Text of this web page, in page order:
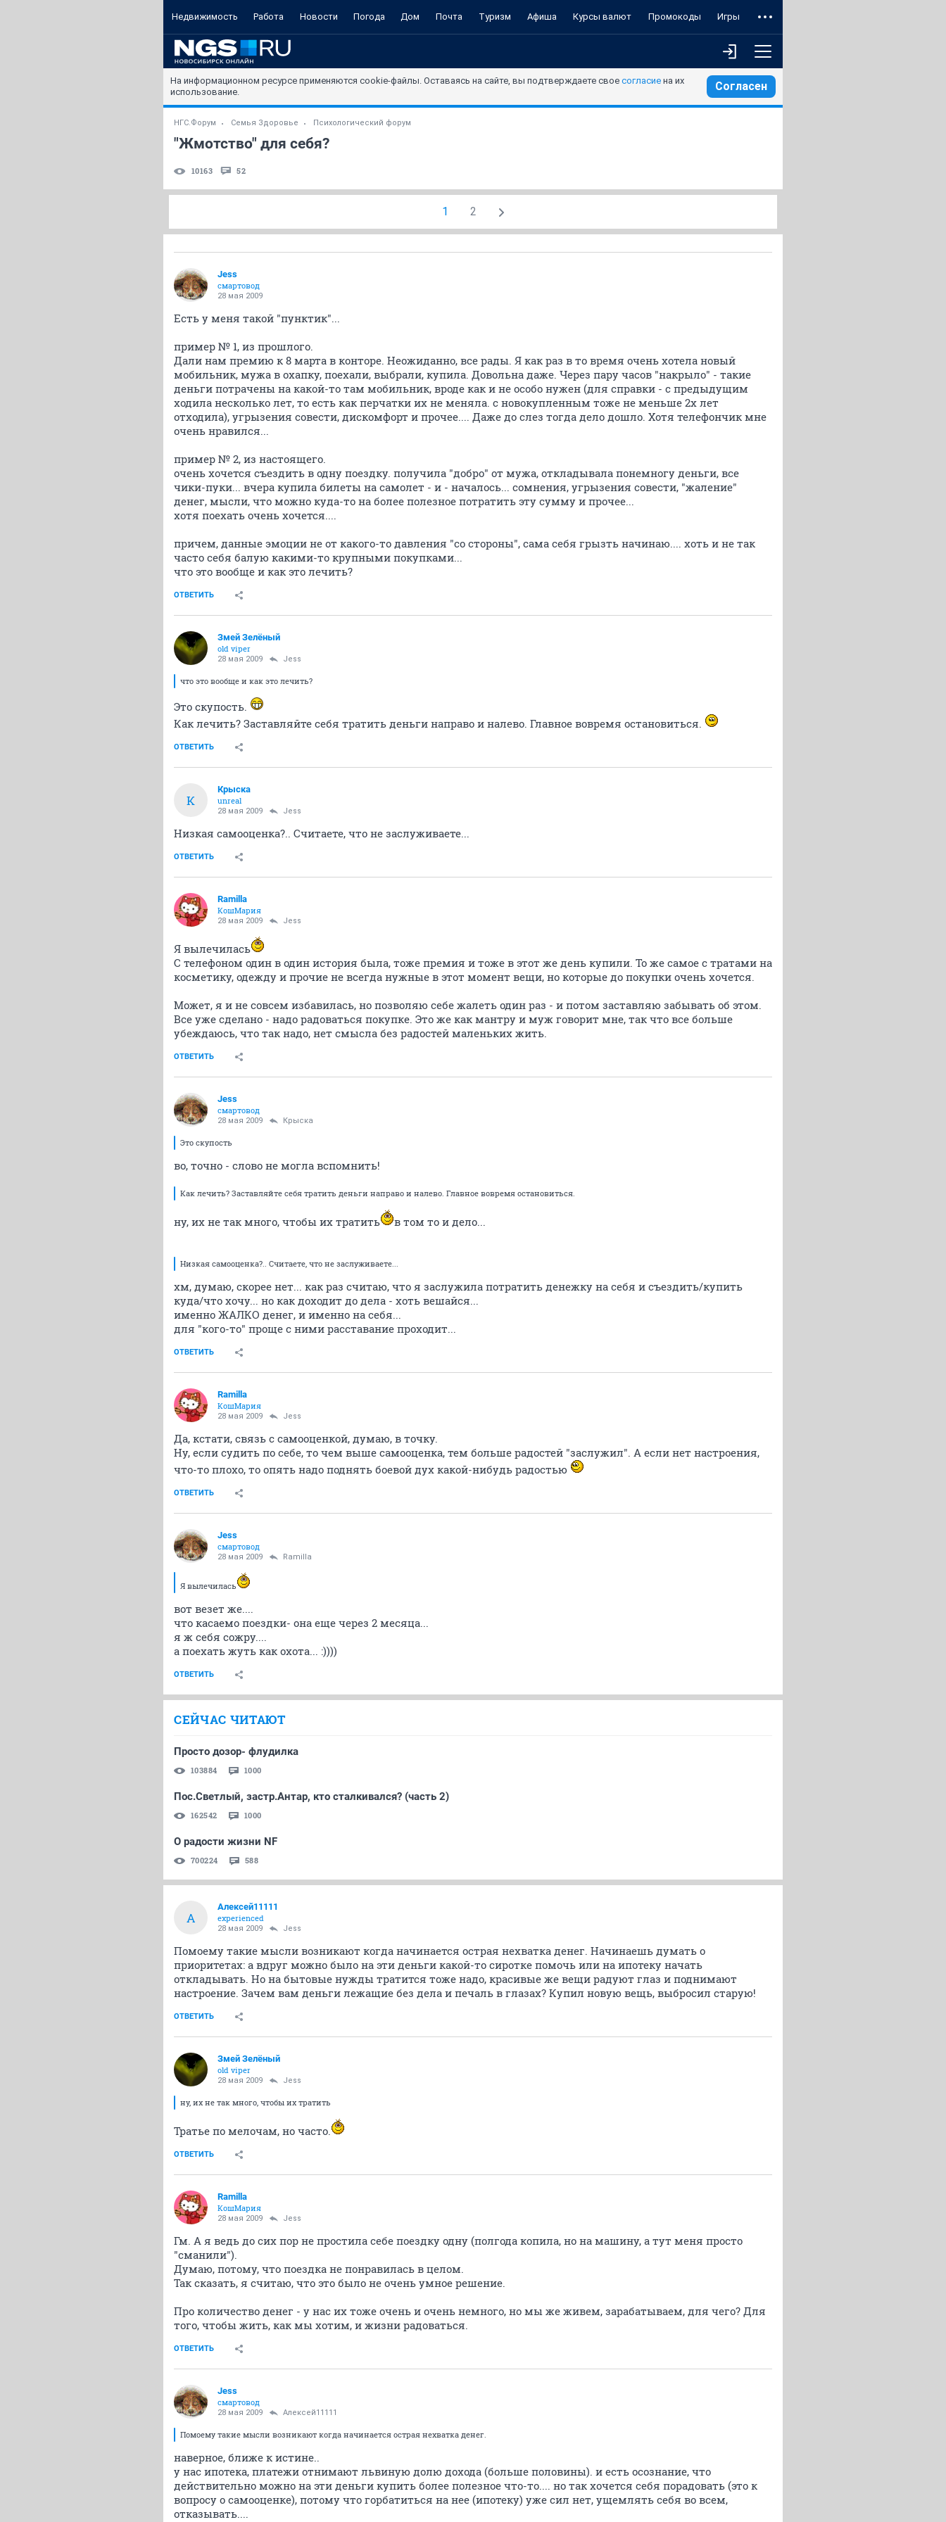
Недвижимость Работа Новости Погода Дом Почта Туризм Афиша Курсы валют Промокоды Игры
На информационном ресурсе применяются cookie-файлы. Оставаясь на сайте, вы подтверждаете свое согласие на их
использование.
Согласен
НГС.Форум Семья Здоровье Психологический форум
"Жмотство" для себя?
10163 52
1 2
Jess
смартовод
28 мая 2009
Есть у меня такой "пунктик"...
пример № 1, из прошлого.
Дали нам премию к 8 марта в конторе. Неожиданно, все рады. Я как раз в то время очень хотела новый
мобильник, мужа в охапку, поехали, выбрали, купила. Довольна даже. Через пару часов "накрыло" - такие
деньги потрачены на какой-то там мобильник, вроде как и не особо нужен (для справки - с предыдущим
ходила несколько лет, то есть как перчатки их не меняла. с новокупленным тоже не меньше 2х лет
отходила), угрызения совести, дискомфорт и прочее.... Даже до слез тогда дело дошло. Хотя телефончик мне
очень нравился...
пример № 2, из настоящего.
очень хочется съездить в одну поездку. получила "добро" от мужа, откладывала понемногу деньги, все
чики-пуки... вчера купила билеты на самолет - и - началось... сомнения, угрызения совести, "жаление"
денег, мысли, что можно куда-то на более полезное потратить эту сумму и прочее...
хотя поехать очень хочется....
причем, данные эмоции не от какого-то давления "со стороны", сама себя грызть начинаю.... хоть и не так
часто себя балую какими-то крупными покупками...
что это вообще и как это лечить?
ОТВЕТИТЬ
Змей Зелёный
old viper
28 мая 2009 Jess
что это вообще и как это лечить?
Это скупость.
Как лечить? Заставляйте себя тратить деньги направо и налево. Главное вовремя остановиться.
ОТВЕТИТЬ
К
Крыска
unreal
28 мая 2009 Jess
Низкая самооценка?.. Считаете, что не заслуживаете...
ОТВЕТИТЬ
Ramilla
КошМария
28 мая 2009 Jess
Я вылечилась
С телефоном один в один история была, тоже премия и тоже в этот же день купили. То же самое с тратами на
косметику, одежду и прочие не всегда нужные в этот момент вещи, но которые до покупки очень хочется.
Может, я и не совсем избавилась, но позволяю себе жалеть один раз - и потом заставляю забывать об этом.
Все уже сделано - надо радоваться покупке. Это же как мантру и муж говорит мне, так что все больше
убеждаюсь, что так надо, нет смысла без радостей маленьких жить.
ОТВЕТИТЬ
Jess
смартовод
28 мая 2009 Крыска
Это скупость
во, точно - слово не могла вспомнить!
Как лечить? Заставляйте себя тратить деньги направо и налево. Главное вовремя остановиться.
ну, их не так много, чтобы их тратить в том то и дело...
Низкая самооценка?.. Считаете, что не заслуживаете...
хм, думаю, скорее нет... как раз считаю, что я заслужила потратить денежку на себя и съездить/купить
куда/что хочу... но как доходит до дела - хоть вешайся...
именно ЖАЛКО денег, и именно на себя...
для "кого-то" проще с ними расставание проходит...
ОТВЕТИТЬ
Ramilla
КошМария
28 мая 2009 Jess
Да, кстати, связь с самооценкой, думаю, в точку.
Ну, если судить по себе, то чем выше самооценка, тем больше радостей "заслужил". А если нет настроения,
что-то плохо, то опять надо поднять боевой дух какой-нибудь радостью
ОТВЕТИТЬ
Jess
смартовод
28 мая 2009 Ramilla
Я вылечилась
вот везет же....
что касаемо поездки- она еще через 2 месяца...
я ж себя сожру....
а поехать жуть как охота... :))))
ОТВЕТИТЬ
СЕЙЧАС ЧИТАЮТ
Просто дозор- флудилка
103884 1000
Пос.Светлый, застр.Антар, кто сталкивался? (часть 2)
162542 1000
О радости жизни NF
700224 588
А
Алексей11111
experienced
28 мая 2009 Jess
Помоему такие мысли возникают когда начинается острая нехватка денег. Начинаешь думать о
приоритетах: а вдруг можно было на эти деньги какой-то сиротке помочь или на ипотеку начать
откладывать. Но на бытовые нужды тратится тоже надо, красивые же вещи радуют глаз и поднимают
настроение. Зачем вам деньги лежащие без дела и печаль в глазах? Купил новую вещь, выбросил старую!
ОТВЕТИТЬ
Змей Зелёный
old viper
28 мая 2009 Jess
ну, их не так много, чтобы их тратить
Тратье по мелочам, но часто.
ОТВЕТИТЬ
Ramilla
КошМария
28 мая 2009 Jess
Гм. А я ведь до сих пор не простила себе поездку одну (полгода копила, но на машину, а тут меня просто
"сманили").
Думаю, потому, что поездка не понравилась в целом.
Так сказать, я считаю, что это было не очень умное решение.
Про количество денег - у нас их тоже очень и очень немного, но мы же живем, зарабатываем, для чего? Для
того, чтобы жить, как мы хотим, и жизни радоваться.
ОТВЕТИТЬ
Jess
смартовод
28 мая 2009 Алексей11111
Помоему такие мысли возникают когда начинается острая нехватка денег.
наверное, ближе к истине..
у нас ипотека, платежи отнимают львиную долю дохода (больше половины). и есть осознание, что
действительно можно на эти деньги купить более полезное что-то.... но так хочется себя порадовать (это к
вопросу о самооценке), потому что горбатиться на нее (ипотеку) уже сил нет, ущемлять себя во всем,
отказывать....